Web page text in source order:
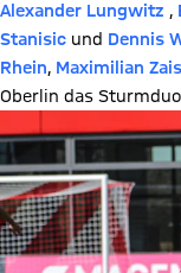
Alexander Lungwitz ,
Stanisic und Dennis
Rhein, Maximilian
Oberlin das